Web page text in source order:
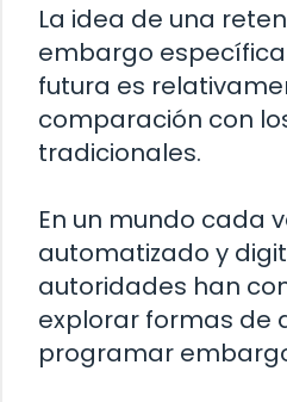
La idea de una
embargo
futura es
comparación con
tradicionales.
En un mundo cada
automatizado y
autoridades han
explorar formas de
programar